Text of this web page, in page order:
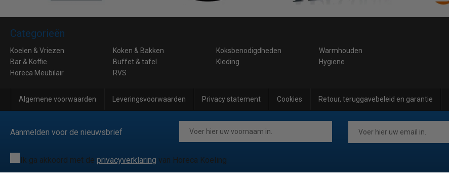
Categorieën
Koelen & Vriezen Koken & Bakken Koksbenodigdheden
Warmhouden
Bar & Koffie
Buffet & tafel Kleding
Hygiene
Horeca Meubilair
RVS
Algemene voorwaarden Leveringsvoorwaarden Privacy statement Cookies Retour, teruggavebeleid en garantie
Aanmelden voor de nieuwsbrief
Ik ga akkoord met de privacyverklaring van Horeca Koeling